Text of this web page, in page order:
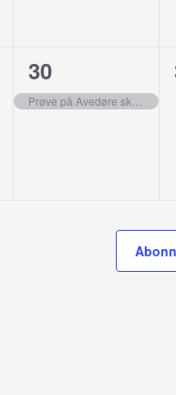
1
begivenhed,
30